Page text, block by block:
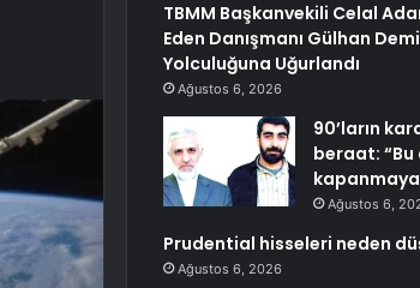
TBMM Başkanvekili Celal
Eden Danışmanı Gülhan
Yolculuğuna Uğurlandı
Ağustos 6, 2026
90’ların
beraat:
Ağustos 6,
Prudential hisseleri neden
Ağustos 6, 2026